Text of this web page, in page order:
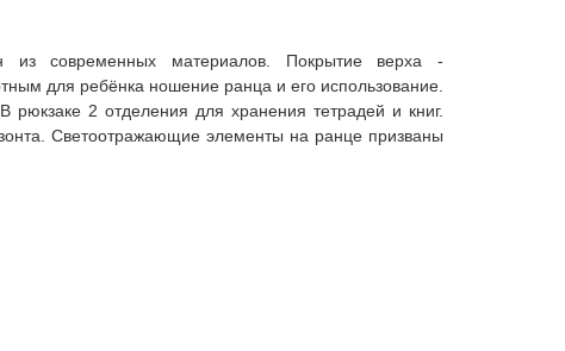
из современных материалов. Покрытие верха -
для ребёнка ношение ранца и его использование.
2 отделения для хранения тетрадей и книг.
Светоотражающие элементы на ранце призваны